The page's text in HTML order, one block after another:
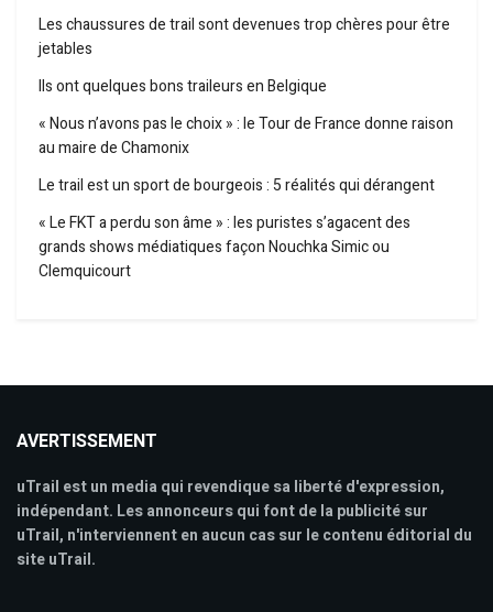
Les chaussures de trail sont devenues trop chères pour être
jetables
Ils ont quelques bons traileurs en Belgique
« Nous n’avons pas le choix » : le Tour de France donne raison
au maire de Chamonix
Le trail est un sport de bourgeois : 5 réalités qui dérangent
« Le FKT a perdu son âme » : les puristes s’agacent des
grands shows médiatiques façon Nouchka Simic ou
Clemquicourt
AVERTISSEMENT
uTrail est un media qui revendique sa liberté d'expression,
indépendant. Les annonceurs qui font de la publicité sur
uTrail, n'interviennent en aucun cas sur le contenu éditorial du
site uTrail.